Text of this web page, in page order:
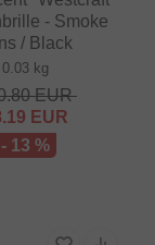
- Smoke
/ Black
0.03 kg
EUR
EUR
- 13 %